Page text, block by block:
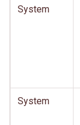
System
System